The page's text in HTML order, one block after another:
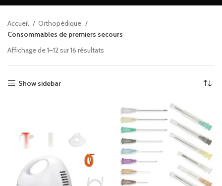
Accueil
Orthopédique
Consommables de premiers secours
Affichage de 1–12 sur 16 résultats
Show sidebar